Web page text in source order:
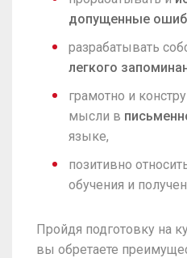
допущенные
разрабатывать
легкого
грамотно и
мысли в
языке,
позитивно
обучения и
Пройдя подготовку на
вы обретаете